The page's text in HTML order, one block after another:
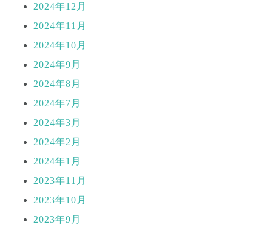
2024年12月
2024年11月
2024年10月
2024年9月
2024年8月
2024年7月
2024年3月
2024年2月
2024年1月
2023年11月
2023年10月
2023年9月